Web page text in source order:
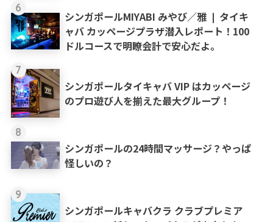
6
シンガポールMIYABI みやび／雅 ❘ タイキ
ャバ カッページプラザ潜入レポート！100
ドルコースで明瞭会計で安心だよ。
7
シンガポールタイキャバ VIP はカッページ
のプロ遊び人を揃えた最大グループ！
8
シンガポールの24時間マッサージ？やっぱ
怪しいの？
9
シンガポールキャバクラ クラブプレミア